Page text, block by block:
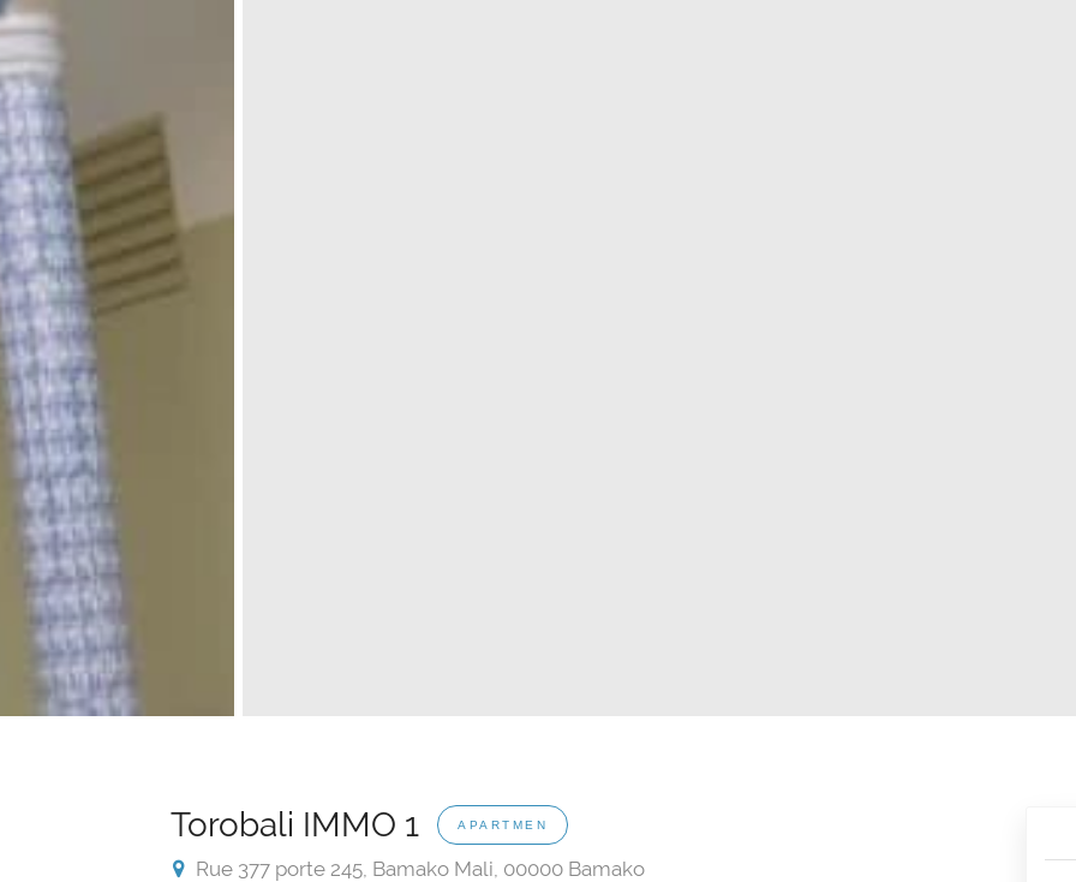
Torobali IMMO 1 APARTMEN
Rue 377 porte 245, Bamako Mali, 00000 Bamako